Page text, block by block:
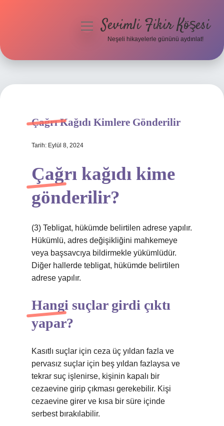
Hakkımızda
menüyüSevimli Fikir Köşesi
Neşeli hikayelerle gününü aydınlat!
Çağrı Kağıdı Kimlere Gönderilir
Tarih: Eylül 8, 2024
Çağrı kağıdı kime
gönderilir?
(3) Tebligat, hükümde belirtilen adrese yapılır.
Hükümlü, adres değişikliğini mahkemeye
veya başsavcıya bildirmekle yükümlüdür.
Diğer hallerde tebligat, hükümde belirtilen
adrese yapılır.
Hangi suçlar girdi çıktı
yapar?
Kasıtlı suçlar için ceza üç yıldan fazla ve
pervasız suçlar için beş yıldan fazlaysa ve
tekrar suç işlenirse, kişinin kapalı bir
cezaevine girip çıkması gerekebilir. Kişi
cezaevine girer ve kısa bir süre içinde
serbest bırakılabilir.